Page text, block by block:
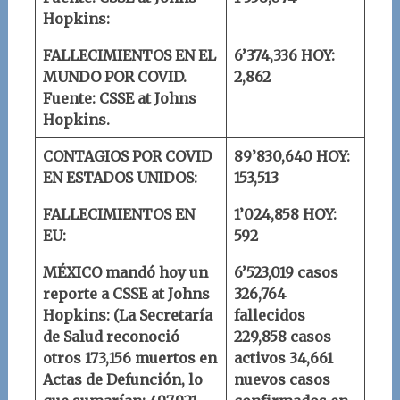
Hopkins:
FALLECIMIENTOS EN EL
MUNDO POR COVID.
Fuente: CSSE at Johns
Hopkins.
6’374,336 HOY:
2,862
CONTAGIOS POR COVID
EN ESTADOS UNIDOS:
89’830,640 HOY:
153,513
FALLECIMIENTOS EN
EU:
1’024,858 HOY:
592
MÉXICO mandó hoy un
reporte a CSSE at Johns
Hopkins: (La Secretaría
de Salud reconoció
otros 173,156 muertos en
Actas de Defunción, lo
6’523,019 casos
326,764
fallecidos
229,858 casos
activos 34,661
nuevos casos